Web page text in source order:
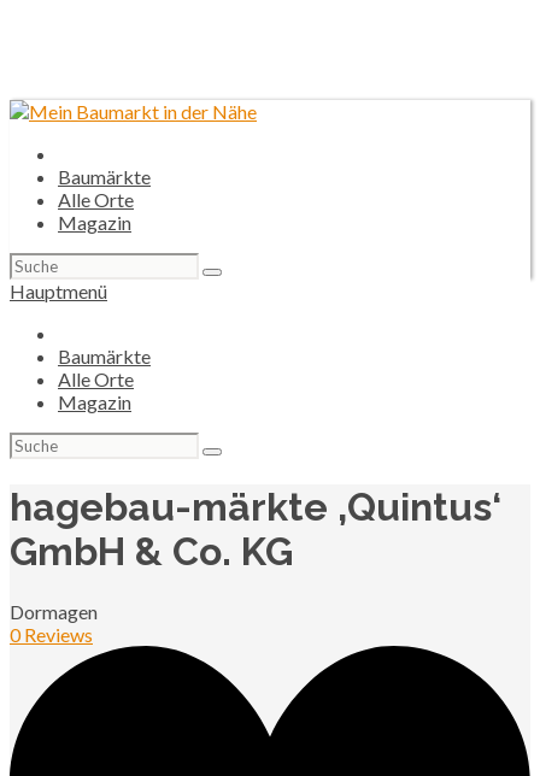
Baumärkte
Alle Orte
Magazin
Suchen
nach:
Hauptmenü
Baumärkte
Alle Orte
Magazin
Suchen
nach:
hagebau-märkte ‚Quintus‘
GmbH & Co. KG
Dormagen
0 Reviews